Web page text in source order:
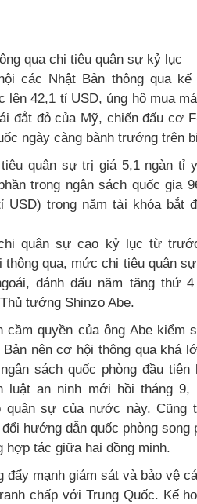
lên 42,1 tỉ USD, ủng hộ mua
đắt đỏ của Mỹ, chiến đấu cơ
ngày càng bành trướng trên
quân sự trị giá 5,1 ngàn tỉ
trong ngân sách quốc gia
USD) trong năm tài khóa bắt
quân sự cao kỷ lục từ
thông qua, mức chi tiêu quân
đánh dấu năm tăng thứ
tướng Shinzo Abe.
cầm quyền của ông Abe kiểm
Bản nên cơ hội thông qua khá
sách quốc phòng đầu
luật an ninh mới hồi tháng 9,
sự của nước này. Cũng
hướng dẫn quốc phòng
hợp tác giữa hai đồng minh.
đẩy mạnh giám sát và bảo vệ
chấp với Trung Quốc. Kế